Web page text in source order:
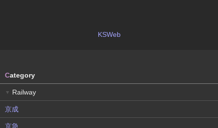
KSWeb
Category
▼ Railway
京成
京急